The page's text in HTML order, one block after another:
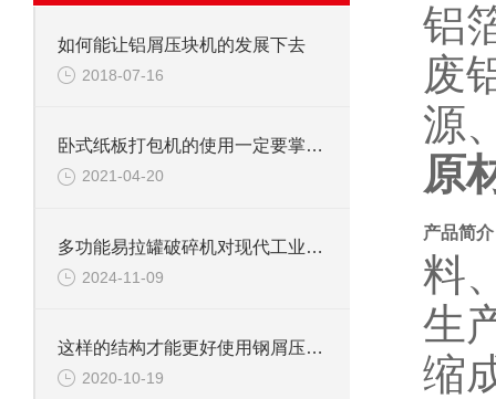
如何能让铝屑压块机的发展下去
2018-07-16
卧式纸板打包机的使用一定要掌握方法
2021-04-20
多功能易拉罐破碎机对现代工业的影响
2024-11-09
这样的结构才能更好使用钢屑压饼机
2020-10-19
铝
废
源
原
产品简
料
生
缩